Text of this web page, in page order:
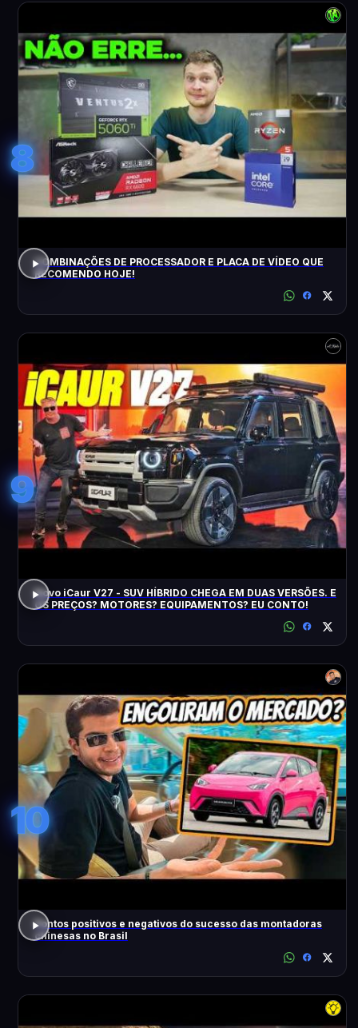
8
COMBINAÇÕES DE PROCESSADOR E PLACA DE VÍDEO QUE
RECOMENDO HOJE!
9
Novo iCaur V27 - SUV HÍBRIDO CHEGA EM DUAS VERSÕES. E
OS PREÇOS? MOTORES? EQUIPAMENTOS? EU CONTO!
10
Pontos positivos e negativos do sucesso das montadoras
chinesas no Brasil